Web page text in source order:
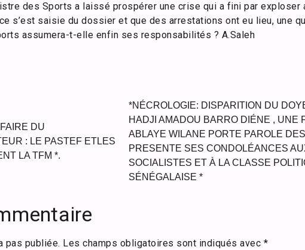
des Sports a laissé prospérer une crise qui a fini par exploser
s’est saisie du dossier et que des arrestations ont eu lieu, une
assumera-t-elle enfin ses responsabilités ? A.Saleh
DU
: LE PASTEF ETLES
LA TFM *.
*NÉCROLOGIE: DISPARITION DU
HADJI AMADOU BARRO DIÉNE , UNE
ABLAYE WILANE PORTE PAROLE
PRESENTE SES CONDOLÉANCES
SOCIALISTES ET À LA CLASSE
SÉNÉGALAISE *
pas publiée. Les champs obligatoires sont indiqués avec *